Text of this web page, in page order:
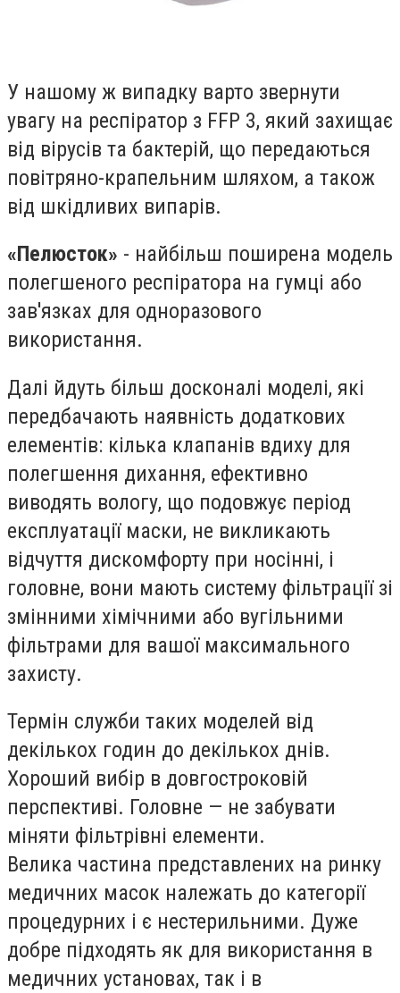
У нашому ж випадку варто звернути
увагу на респіратор з FFP 3, який захищає
від вірусів та бактерій, що передаються
повітряно-крапельним шляхом, а також
від шкідливих випарів.
«Пелюсток» - найбільш поширена модель
полегшеного респіратора на гумці або
зав'язках для одноразового
використання.
Далі йдуть більш досконалі моделі, які
передбачають наявність додаткових
елементів: кілька клапанів вдиху для
полегшення дихання, ефективно
виводять вологу, що подовжує період
експлуатації маски, не викликають
відчуття дискомфорту при носінні, і
головне, вони мають систему фільтрації зі
змінними хімічними або вугільними
фільтрами для вашої максимального
захисту.
Термін служби таких моделей від
декількох годин до декількох днів.
Хороший вибір в довгостроковій
перспективі. Головне — не забувати
міняти фільтрівні елементи.
Велика частина представлених на ринку
медичних масок належать до категорії
процедурних і є нестерильними. Дуже
добре підходять як для використання в
медичних установах, так і в